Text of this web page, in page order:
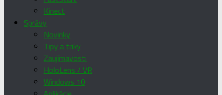
Kinect
Správy
Novinky
Tipy a triky
Zaujímavosti
HoloLens / VR
Windows 10